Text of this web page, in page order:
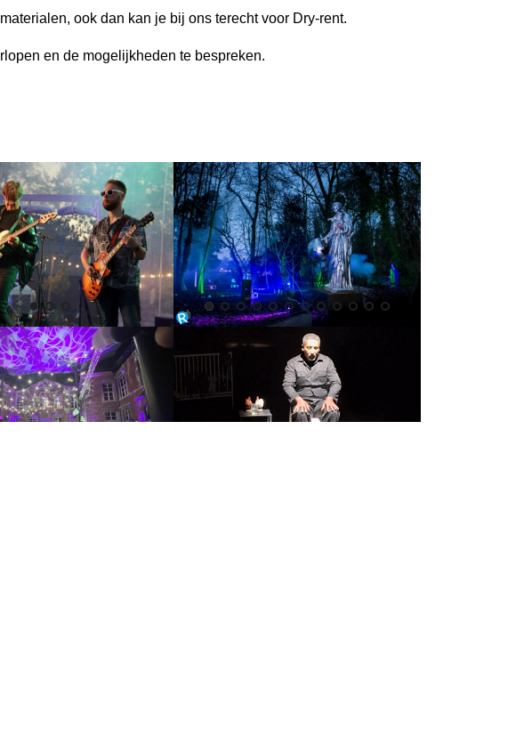
ook dan kan je bij ons terecht voor Dry-rent.
en de mogelijkheden te bespreken.